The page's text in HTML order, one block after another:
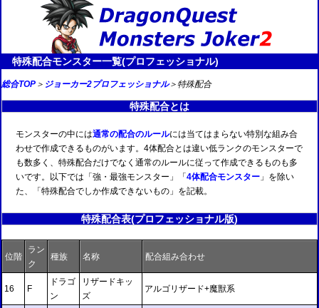
特殊配合モンスター一覧(プロフェッショナル)
総合TOP ＞ ジョーカー2プロフェッショナル＞特殊配合
特殊配合とは
モンスターの中には通常の配合のルールには当てはまらない特別な組み合
わせで作成できるものがいます。4体配合とは違い低ランクのモンスターで
も数多く、特殊配合だけでなく通常のルールに従って作成できるものも多
いです。以下では「強・最強モンスター」「 4体配合モンスター 」を除い
た、「特殊配合でしか作成できないもの」を記載。
特殊配合表(プロフェッショナル版)
位階
ラン
ク
種族 名称 配合組み合わせ
16 F
ドラゴ
ン
リザードキッ
ズ
アルゴリザード+魔獣系